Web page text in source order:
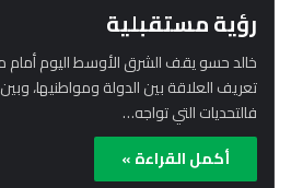
رؤية مستقبلية
خالد حسو يقف الشرق الأوسط اليوم أمام
تعريف العلاقة بين الدولة ومواطنيها،
فالتحديات التي تواجه…
أكمل القراءة »